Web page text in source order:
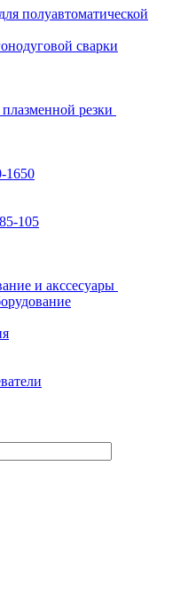
полуавтоматической
сварки
резки
1650
105
и акссесуары